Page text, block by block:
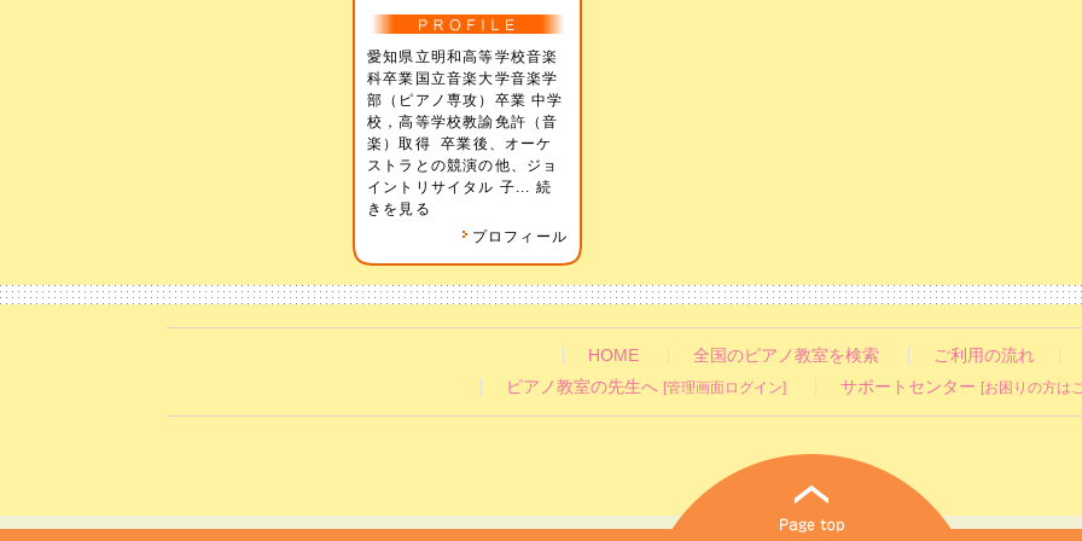
愛知県立明和高等学校音楽
科卒業国立音楽大学音楽学
部（ピアノ専攻）卒業 中学
校，高等学校教諭免許（音
楽）取得 卒業後、オーケ
ストラとの競演の他、ジョ
イントリサイタル 子... 続
きを見る
プロフィール
HOME 全国のピアノ教室を検索
ご利用の流れ
ピアノ教室の先生へ [管理画面ログイン] サポートセンター [お困りの方は